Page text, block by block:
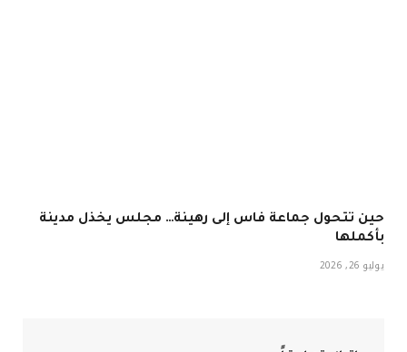
حين تتحول جماعة فاس إلى رهينة… مجلس يخذل مدينة
بأكملها
يوليو 26, 2026